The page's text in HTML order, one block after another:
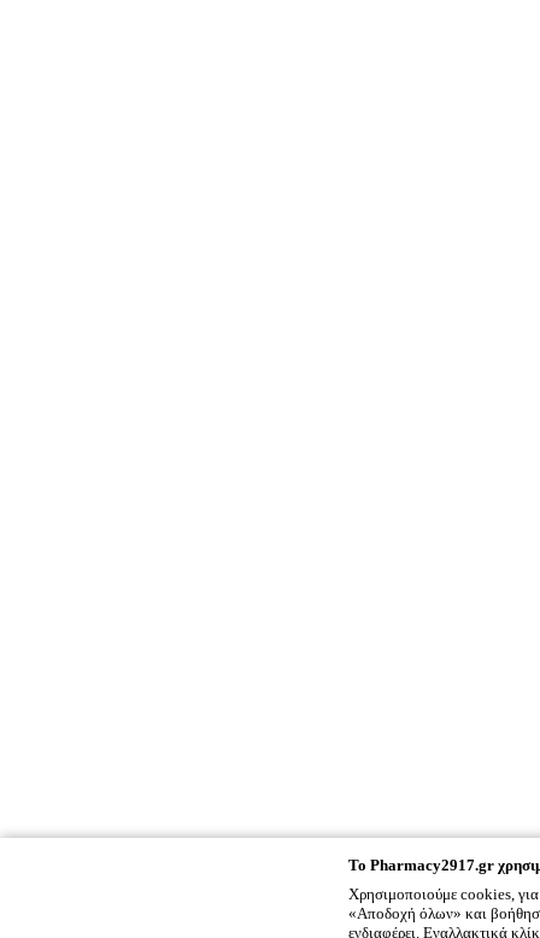
To Pharmacy2917.gr
Χρησιμοποιούμε cookies,
«Αποδοχή όλων» και
ενδιαφέρει. Εναλλακτικά